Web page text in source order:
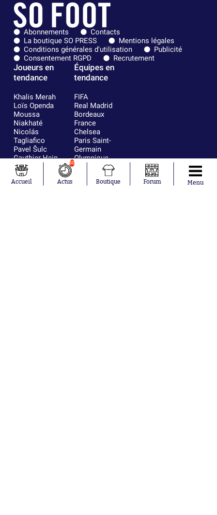
Abonnements
Contacts
La boutique SO PRESS
Mentions légales
Conditions générales d'utilisation
Publicité
Consentement RGPD
Recrutement
Joueurs en
tendance
Khalis Merah
Loïs Openda
Moussa
Niakhaté
Nicolás
Tagliafico
Pavel Šulc
Gauthier Hein
Lionel Messi
Gonzalo
García Torres
Équipes en
tendance
FIFA
Real Madrid
Bordeaux
France
Chelsea
Paris Saint-
Germain
Olympique
lyonnais
RC Strasbourg
Accueil
10
Actus Boutique Forum Menu